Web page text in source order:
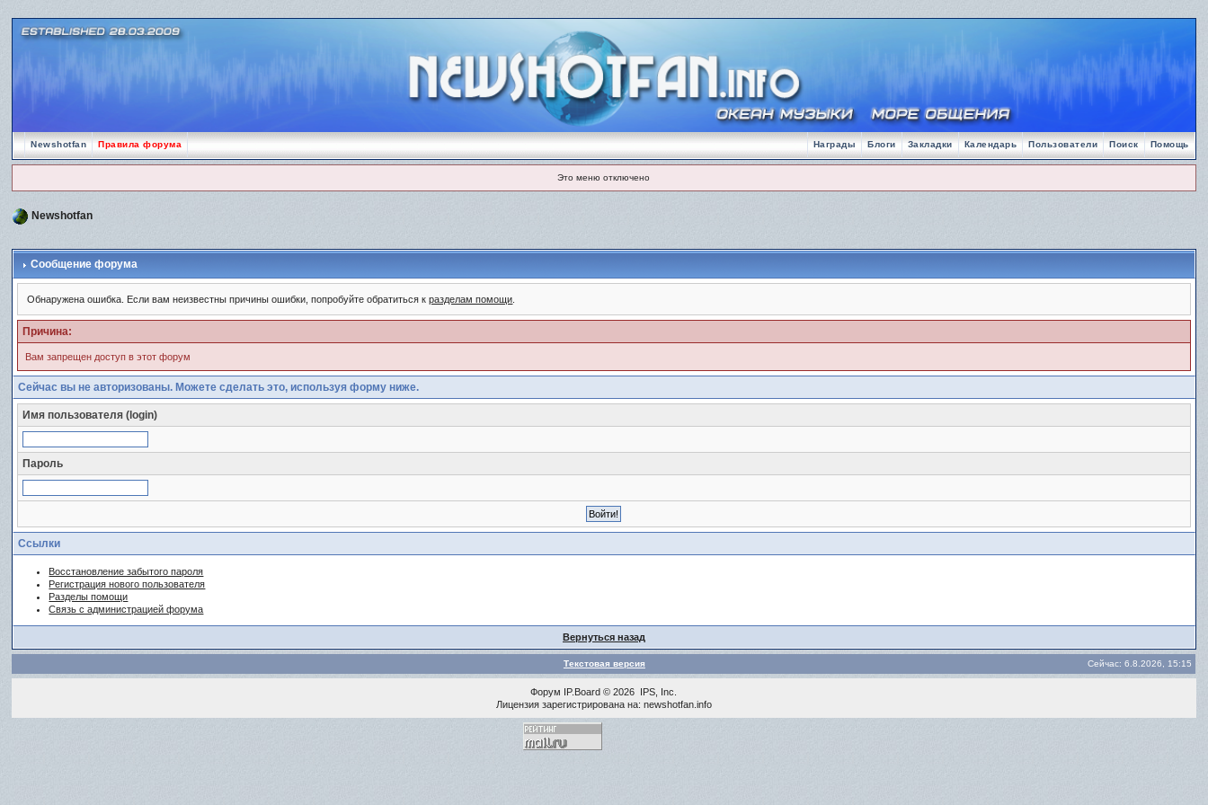
Newshotfan Правила форума Помощь
Поиск
Пользователи
Календарь
Закладки
Блоги
Награды
Это меню отключено
Newshotfan
Сообщение форума
Обнаружена ошибка. Если вам неизвестны причины ошибки, попробуйте обратиться кразделам помощи
Причина:
Вам запрещен доступ в этот форум
Сейчас вы не авторизованы. Можете сделать это, используя форму ниже.
Имя пользователя (login)
Пароль
Ссылки
Восстановление забытого пароля
Регистрация нового пользователя
Разделы помощи
Связь с администрацией форума
Вернуться назад
Текстовая версия Сейчас: 6.8.2026, 15:15
Форум IP.Board © 2026 IPS, Inc
Лицензия зарегистрирована на: newshotfan.info